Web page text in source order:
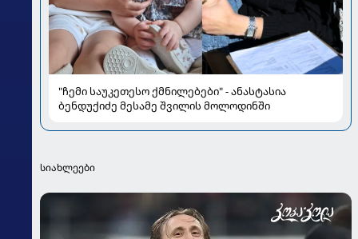
"ჩემი საუკეთესო ქმნილებები" - ანასტასია
ბენდუქიძე მესამე შვილის მოლოდინში
სიახლეები